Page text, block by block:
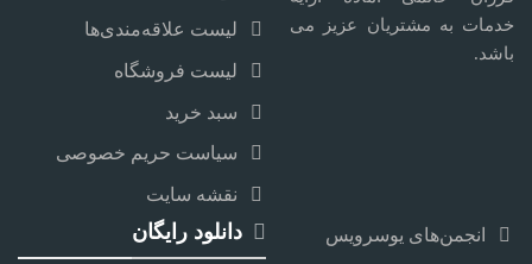
خدمات به مشتریان عزیز می
باشد.
لیست علاقه‌مندی‌ها
لیست فروشگاه
سبد خرید
سیاست حریم خصوصی
نقشه سایت
انجمن‌های یوسرویس دانلود رایگان